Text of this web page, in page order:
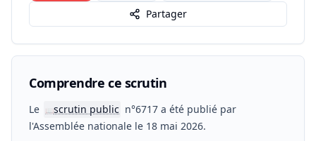
Partager
Comprendre ce scrutin
Le 📖scrutin public n°6717 a été publié par
l'Assemblée nationale le 18 mai 2026.